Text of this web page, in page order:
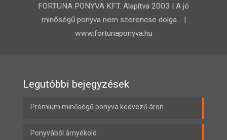
FORTUNA PONYVA KFT. Alapítva 2003 | A jó
minőségű ponyva nem szerencse dolga… |
www.fortunaponyva.hu
Legutóbbi bejegyzések
Prémium minőségű ponyva kedvező áron
Ponyvából árnyékoló